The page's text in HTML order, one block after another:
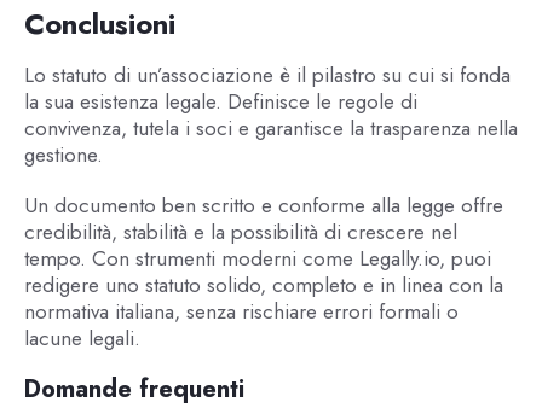
Conclusioni
Lo statuto di un’associazione è il pilastro su cui si fonda
la sua esistenza legale. Definisce le regole di
convivenza, tutela i soci e garantisce la trasparenza nella
gestione.
Un documento ben scritto e conforme alla legge offre
credibilità, stabilità e la possibilità di crescere nel
tempo. Con strumenti moderni come Legally.io, puoi
redigere uno statuto solido, completo e in linea con la
normativa italiana, senza rischiare errori formali o
lacune legali.
Domande frequenti